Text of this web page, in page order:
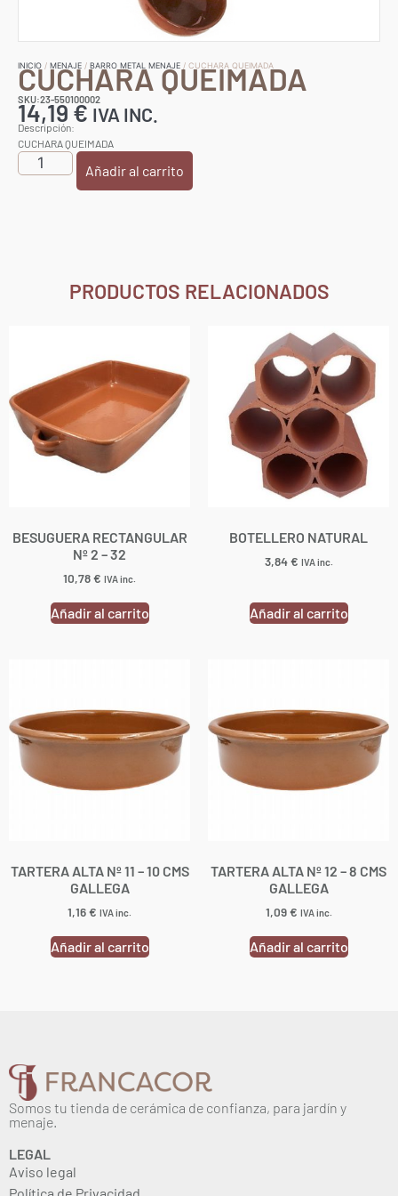
INICIO / MENAJE / BARRO METAL MENAJE / CUCHARA QUEIMADA
CUCHARA QUEIMADA
SKU:23-550100002
14,19€ IVA INC.
Descripción:
CUCHARA QUEIMADA
Añadir al carrito
PRODUCTOS RELACIONADOS
BESUGUERA RECTANGULAR
Nº 2 – 32
10,78€ IVA inc.
Añadir al carrito
BOTELLERO NATURAL
3,84€ IVA inc.
Añadir al carrito
TARTERA ALTA Nº 11 – 10 CMS
GALLEGA
1,16€ IVA inc.
Añadir al carrito
TARTERA ALTA Nº 12 – 8 CMS
GALLEGA
1,09€ IVA inc.
Añadir al carrito
Somos tu tienda de cerámica de confianza, para jardín y
menaje.
LEGAL
Aviso legal